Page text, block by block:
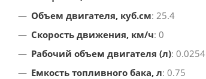
Объем двигателя, куб.см: 25.4
Скорость движения, км/ч: 0
Рабочий объем двигателя (л): 0.0254
Емкость топливного бака, л: 0.75